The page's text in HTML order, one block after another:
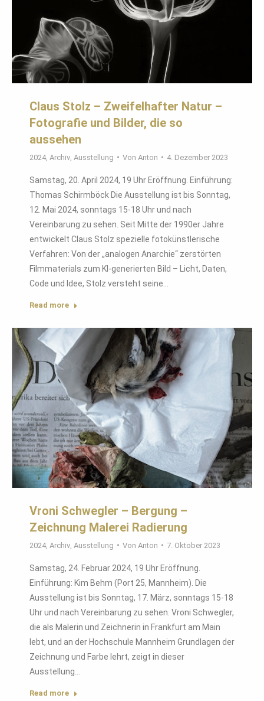
Claus Stolz – Zweifelhafter Natur –
Fotografie und Bilder, die so
aussehen
2024, Archiv Ausstellung Von Anton 4. Dezember 2023
Samstag, 20. April 2024, 19 Uhr Eröffnung. Einführung:
Thomas Schirmböck Die Ausstellung ist bis Sonntag,
12. Mai 2024, sonntags 15-18 Uhr und nach
Vereinbarung zu sehen. Seit Mitte der 1990er Jahre
entwickelt Claus Stolz spezielle fotokünstlerische
Verfahren: Von der „analogen Anarchie“ zerstörten
Filmmaterials zum KI-generierten Bild – Licht, Daten,
Code und Idee, Stolz versteht seine…
Read more
Vroni Schwegler – Bergung –
Zeichnung Malerei Radierung
2024, Archiv Ausstellung Von Anton 7. Oktober 2023
Samstag, 24. Februar 2024, 19 Uhr Eröffnung.
Einführung: Kim Behm (Port 25, Mannheim). Die
Ausstellung ist bis Sonntag, 17. März, sonntags 15-18
Uhr und nach Vereinbarung zu sehen. Vroni Schwegler,
die als Malerin und Zeichnerin in Frankfurt am Main
lebt, und an der Hochschule Mannheim Grundlagen der
Zeichnung und Farbe lehrt, zeigt in dieser
Ausstellung…
Read more